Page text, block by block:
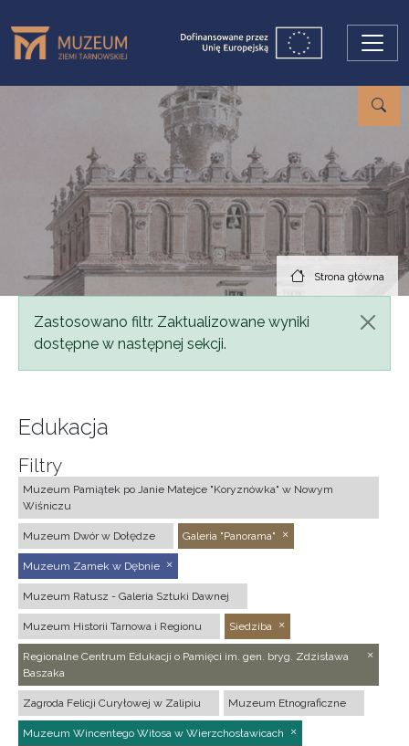
Strona główna
Komunikat
Zastosowano filtr. Zaktualizowane wyniki
dostępne w następnej sekcji.
Edukacja
Filtry
Muzeum Pamiątek po Janie Matejce "Koryznówka" w Nowym
Wiśniczu
Muzeum Dwór w Dołędze Galeria "Panorama"
Muzeum Zamek w Dębnie
Muzeum Ratusz - Galeria Sztuki Dawnej
Muzeum Historii Tarnowa i Regionu Siedziba
Regionalne Centrum Edukacji o Pamięci im. gen. bryg. Zdzisława
Baszaka
Zagroda Felicji Curyłowej w Zalipiu Muzeum Etnograficzne
Muzeum Wincentego Witosa w Wierzchosławicach